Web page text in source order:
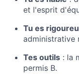
et l'esprit
Tu es
administrative
Tes outils : la
permis B.